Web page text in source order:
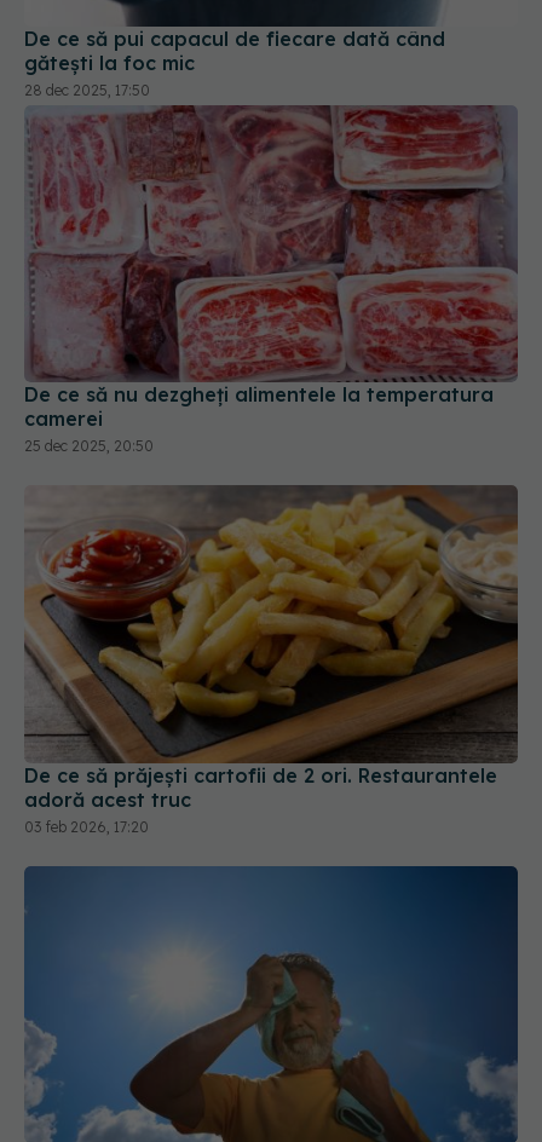
De ce să pui capacul de fiecare dată când
gătești la foc mic
28 dec 2025, 17:50
De ce să nu dezgheți alimentele la temperatura
camerei
25 dec 2025, 20:50
De ce să prăjești cartofii de 2 ori. Restaurantele
adoră acest truc
03 feb 2026, 17:20